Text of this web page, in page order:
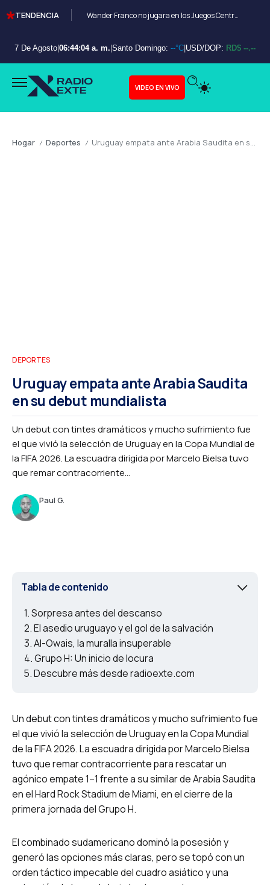
TENDENCIA Wander Franco no jugara en los Juegos Centroamericanos y de el Caribe Santo Domingo 2026
7 De Agosto 06:44:04 a. m. Santo Domingo: --°C USD/DOP: RD$ --.--
VIDEO EN VIVO
Hogar / Deportes / Uruguay empata ante Arabia Saudita en su debut mundialista
DEPORTES
Uruguay empata ante Arabia Saudita
en su debut mundialista
Un debut con tintes dramáticos y mucho sufrimiento fue
el que vivió la selección de Uruguay en la Copa Mundial de
la FIFA 2026. La escuadra dirigida por Marcelo Bielsa tuvo
que remar contracorriente...
Paul G.
Tabla de contenido
Sorpresa antes del descanso
El asedio uruguayo y el gol de la salvación
Al-Owais, la muralla insuperable
Grupo H: Un inicio de locura
Descubre más desde radioexte.com
Un debut con tintes dramáticos y mucho sufrimiento fue
el que vivió la selección de Uruguay en la Copa Mundial
de la FIFA 2026. La escuadra dirigida por Marcelo Bielsa
tuvo que remar contracorriente para rescatar un
agónico empate 1–1 frente a su similar de Arabia Saudita
en el Hard Rock Stadium de Miami, en el cierre de la
primera jornada del Grupo H.
El combinado sudamericano dominó la posesión y
generó las opciones más claras, pero se topó con un
orden táctico impecable del cuadro asiático y una